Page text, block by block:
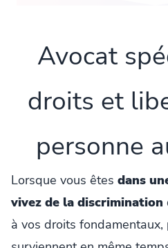
Avocat
droits et
personne
Lorsque vous êtes dans
vivez de la discrimination
à vos droits